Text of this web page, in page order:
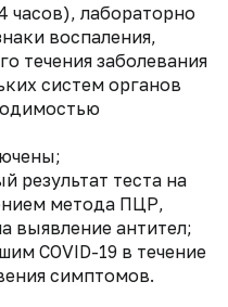
часов), лабораторно
воспаления,
течения заболевания
систем органов
результат теста на
метода ПЦР,
выявление антител;
COVID-19 в течение
симптомов.